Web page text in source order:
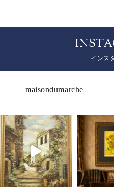
インス
maisondumarche